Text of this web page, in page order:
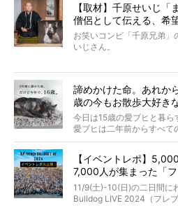
力をもつお笑い芸人「シ
犬の旅立ちや供養について
インタビュアー兼対談相手
識にも長けているPELIさん
「愛犬が旅立ったあと、
い？」「お骨はどうするべ
くれる？」
さらには、霊感がない人で
法まで。
お笑い芸人だからこそ暗く
と軽くなる。
永久保存版のスペシャル対
【取材】千原せいじ
僧侶として伝える、希
お笑いコンビ「千原兄弟
いじさん。
今年で結成35周年を迎え
た。
僧侶としての名は「靖賢（
当時54歳という年齢にして
選んだのか。
また、愛犬の旅立ちとど
た。
諦めかけた命。あれか
歳の今もお散歩大好き
今日は15歳の愛ブヒと暮ら
愛ブヒは二年前からすべて
激減。検査をしても異常
もう諦めるしかないのか
が「THE fu-do(ザ・フード
そして「THE fu-do(ザ・フ
ブヒは15歳になり、今も元
【イベントレポ】
7,000人が集まった「
貌！
11/9(土)-10(日)の二日間に
Bulldog LIVE 2024（フレブ